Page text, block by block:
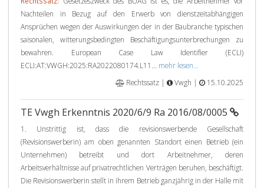
Nachteilen in Bezug auf den Erwerb von dienstzeitabhängigen
Ansprüchen wegen der Auswirkungen der in der Baubranche typischen
saisonalen, witterungsbedingten Beschäftigungsunterbrechungen zu
bewahren. European Case Law Identifier (ECLI)
ECLI:AT:VWGH:2025:RA2022080174.L11... mehr lesen...
Rechtssatz |
Vwgh | 15.10.2025
TE Vwgh Erkenntnis 2020/6/9 Ra 2016/08/0005
1. Unstrittig ist, dass die revisionswerbende Gesellschaft
(Revisionswerberin) am oben genannten Standort einen Betrieb (ein
Unternehmen) betreibt und dort Arbeitnehmer, deren
Arbeitsverhältnisse auf privatrechtlichen Verträgen beruhen, beschäftigt.
Die Revisionswerberin stellt in ihrem Betrieb ganzjährig in der Halle mit